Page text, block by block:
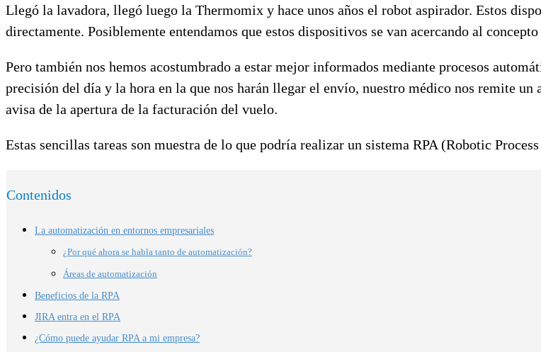
Llegó la lavadora, llegó luego la Thermomix y hace unos años el robot aspirador. Estos
directamente. Posiblemente entendamos que estos dispositivos se van acercando al
Pero también nos hemos acostumbrado a estar mejor informados mediante procesos
precisión del día y la hora en la que nos harán llegar el envío, nuestro médico nos remite
avisa de la apertura de la facturación del vuelo.
Estas sencillas tareas son muestra de lo que podría realizar un sistema RPA (Robotic
Contenidos
La automatización en entornos empresariales
¿Por qué ahora se habla tanto de automatización?
Áreas de automatización
Beneficios de la RPA
JIRA entra en el RPA
¿Cómo puede ayudar RPA a mi empresa?